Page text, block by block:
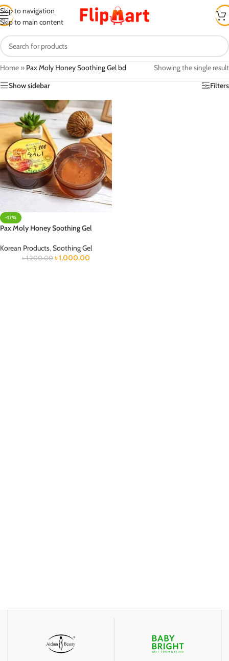
Skip to navigation
Skip to main content
Home » Pax Moly Honey Soothing Gel bd
Showing the single result
Show sidebar
Filters
-17%
Pax Moly Honey Soothing Gel
Korean Products,Soothing Gel
৳1,200.00 ৳1,000.00